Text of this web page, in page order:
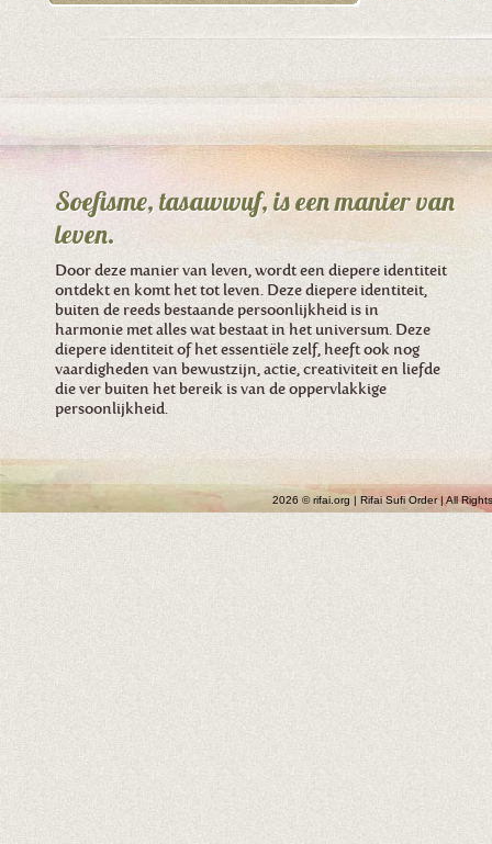
Soefisme, tasawwuf, is een manier van
leven.
Door deze manier van leven, wordt een diepere identiteit
ontdekt en komt het tot leven. Deze diepere identiteit,
buiten de reeds bestaande persoonlijkheid is in
harmonie met alles wat bestaat in het universum. Deze
diepere identiteit of het essentiële zelf, heeft ook nog
vaardigheden van bewustzijn, actie, creativiteit en liefde
die ver buiten het bereik is van de oppervlakkige
persoonlijkheid.
2026 © rifai.org | Rifai Sufi Order | All